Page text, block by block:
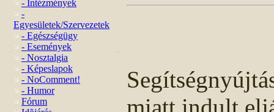
- Intézmények
-
Egyesületek/Szervezetek
- Egészségügy
- Események
- Nosztalgia
- Képeslapok
- NoComment!
- Humor
Fórum
miatt indult